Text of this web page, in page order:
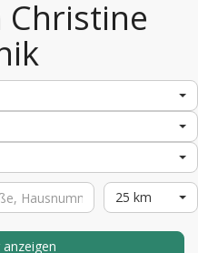
Christine
25 km